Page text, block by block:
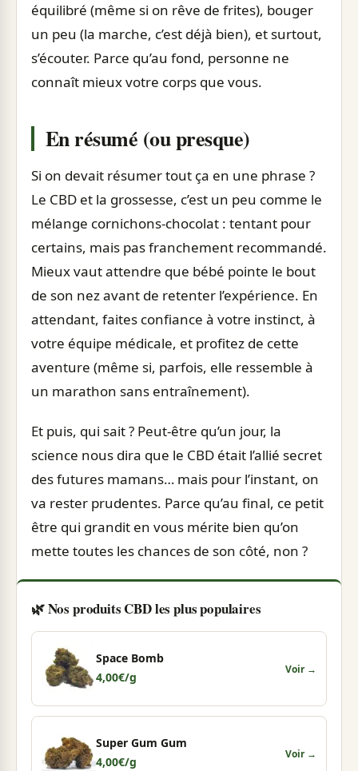
équilibré (même si on rêve de frites), bouger
un peu (la marche, c’est déjà bien), et surtout,
s’écouter. Parce qu’au fond, personne ne
connaît mieux votre corps que vous.
En résumé (ou presque)
Si on devait résumer tout ça en une phrase ?
Le CBD et la grossesse, c’est un peu comme le
mélange cornichons-chocolat : tentant pour
certains, mais pas franchement recommandé.
Mieux vaut attendre que bébé pointe le bout
de son nez avant de retenter l’expérience. En
attendant, faites confiance à votre instinct, à
votre équipe médicale, et profitez de cette
aventure (même si, parfois, elle ressemble à
un marathon sans entraînement).
Et puis, qui sait ? Peut-être qu’un jour, la
science nous dira que le CBD était l’allié secret
des futures mamans… mais pour l’instant, on
va rester prudentes. Parce qu’au final, ce petit
être qui grandit en vous mérite bien qu’on
mette toutes les chances de son côté, non ?
🌿 Nos produits CBD les plus populaires
Space Bomb
4,00€/g
Voir →
Super Gum Gum
4,00€/g
Voir →